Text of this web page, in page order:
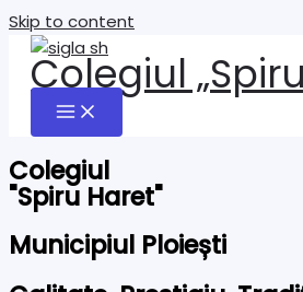
Skip to content
Colegiul
Colegiul
"Spiru Haret"
Municipiul Ploiești